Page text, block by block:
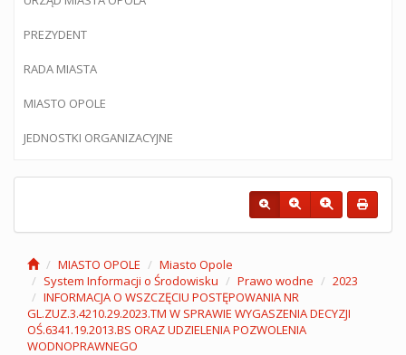
PREZYDENT
RADA MIASTA
MIASTO OPOLE
JEDNOSTKI ORGANIZACYJNE
MIASTO OPOLE
Miasto Opole
System Informacji o Środowisku
Prawo wodne
2023
INFORMACJA O WSZCZĘCIU POSTĘPOWANIA NR
GL.ZUZ.3.4210.29.2023.TM W SPRAWIE WYGASZENIA DECYZJI
OŚ.6341.19.2013.BS ORAZ UDZIELENIA POZWOLENIA
WODNOPRAWNEGO